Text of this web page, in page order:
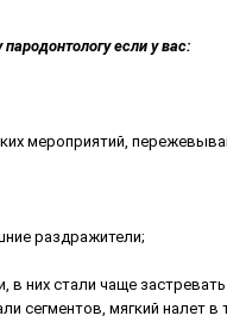
если у вас:
мероприятий,
раздражители;
них стали чаще
сегментов, мягкий налет в